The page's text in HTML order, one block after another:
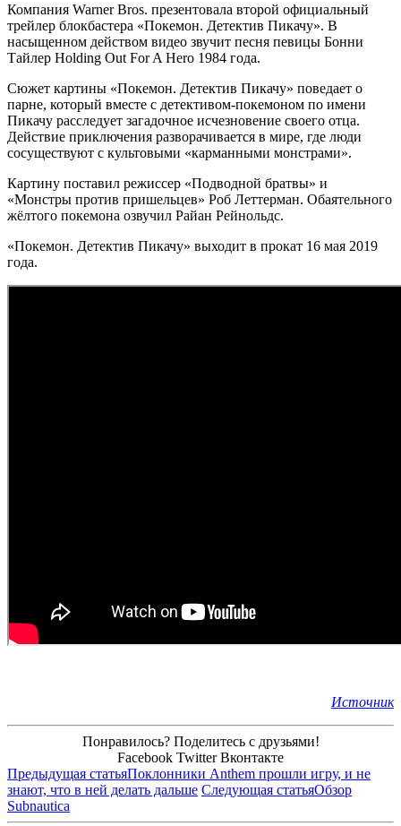
Компания Warner Bros. презентовала второй официальный
трейлер блокбастера «Покемон. Детектив Пикачу». В
насыщенном действом видео звучит песня певицы Бонни
Тайлер Holding Out For A Hero 1984 года.
Сюжет картины «Покемон. Детектив Пикачу» поведает о
парне, который вместе с детективом-покемоном по имени
Пикачу расследует загадочное исчезновение своего отца.
Действие приключения разворачивается в мире, где люди
сосуществуют с культовыми «карманными монстрами».
Картину поставил режиссер «Подводной братвы» и
«Монстры против пришельцев» Роб Леттерман. Обаятельного
жёлтого покемона озвучил Райан Рейнольдс.
«Покемон. Детектив Пикачу» выходит в прокат 16 мая 2019
года.
Источник
Понравилось? Поделитесь с друзьями!
Facebook Twitter Вконтакте
Предыдущая статьяПоклонники Anthem прошли игру, и не
знают, что в ней делать дальше Следующая статьяОбзор
Subnautica